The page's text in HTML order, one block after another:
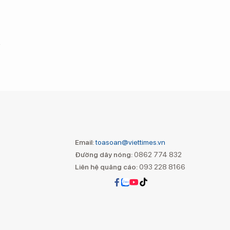
Email:toasoan@viettimes.vn
Đường dây nóng: 0862 774 832
Liên hệ quảng cáo: 093 228 8166